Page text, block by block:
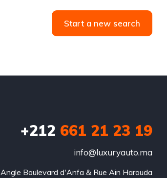
Start a new search
+212 ‭661 21 23 19‬
info@luxuryauto.ma
Angle Boulevard d'Anfa & Rue Ain Harouda